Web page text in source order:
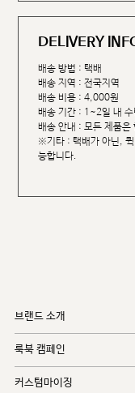
DELIVERY
배송 방법 : 택배
배송 지역 : 전국지역
배송 비용 : 4,000원
배송 기간 : 1~2일 내
배송 안내 : 모든 제품은
※기타 : 택배가 아닌, 퀵
능합니다.
브랜드 소개
룩북 캠페인
커스텀마이징